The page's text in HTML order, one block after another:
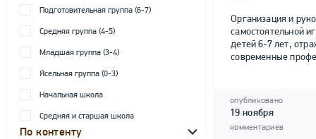
Подготовительная группа (6-7)
Средняя группа (4-5)
Младшая группа (3-4)
Ясельная группа (0-3)
Начальная школа
Средняя и старшая школа
По контенту
Организация и
самостоятельной
детей 6-7 лет,
современные
опубликовано
19 ноября
комментариев